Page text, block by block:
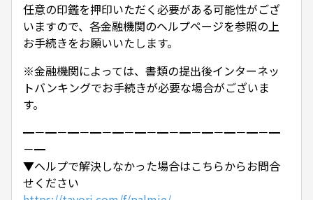
任意の印鑑を押印いただく必要がある可能性がござ
いますので、各金融機関のヘルプページを参照の上
お手続きをお願いいたします。
※金融機関によっては、書類の提出後インターネッ
トバンキングでお手続きが必要な場合がございま
す。
━－━－━－━－━－━－━－━－━－━－━－━
－━
▼ヘルプで解決しなかった場合はこちらからお問合
せください